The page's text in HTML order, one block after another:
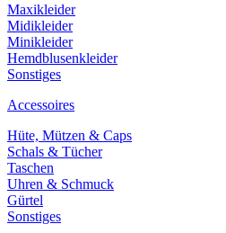
Maxikleider
Midikleider
Minikleider
Hemdblusenkleider
Sonstiges
Accessoires
Hüte, Mützen & Caps
Schals & Tücher
Taschen
Uhren & Schmuck
Gürtel
Sonstiges